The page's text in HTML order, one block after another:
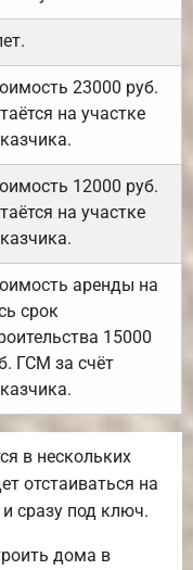
23000 руб.
на участке
12000 руб.
на участке
аренды на
срок
15000
ГСМ за счёт
в нескольких
отстаиваться на
сразу под ключ.
дома в